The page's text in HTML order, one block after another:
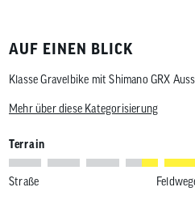
AUF EINEN BLICK
Klasse Gravelbike mit Shimano GRX
Mehr über diese Kategorisierung
Terrain
Straße